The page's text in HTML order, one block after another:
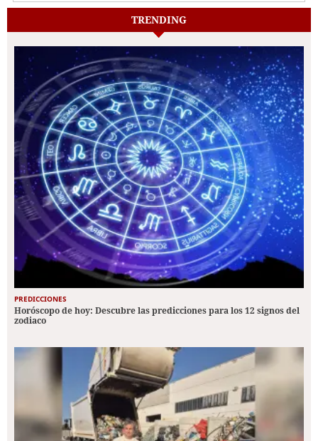
TRENDING
PREDICCIONES
Horóscopo de hoy: Descubre las predicciones para los 12 signos del
zodiaco